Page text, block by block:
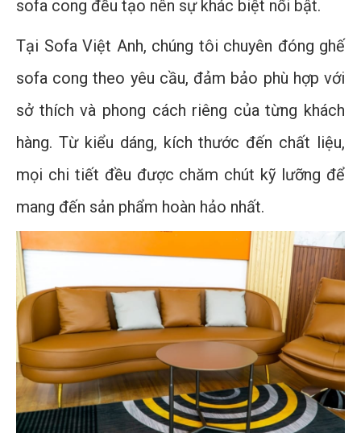
sofa cong đều tạo nên sự khác biệt nổi bật.
Tại Sofa Việt Anh, chúng tôi chuyên đóng ghế
sofa cong theo yêu cầu, đảm bảo phù hợp với
sở thích và phong cách riêng của từng khách
hàng. Từ kiểu dáng, kích thước đến chất liệu,
mọi chi tiết đều được chăm chút kỹ lưỡng để
mang đến sản phẩm hoàn hảo nhất.